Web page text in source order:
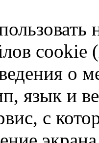
cookie
о
язык и
с